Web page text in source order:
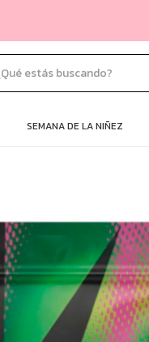
SEMANA DE LA NIÑEZ